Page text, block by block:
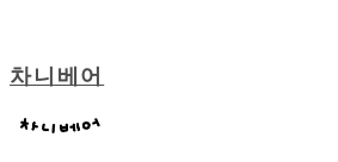
차니베어